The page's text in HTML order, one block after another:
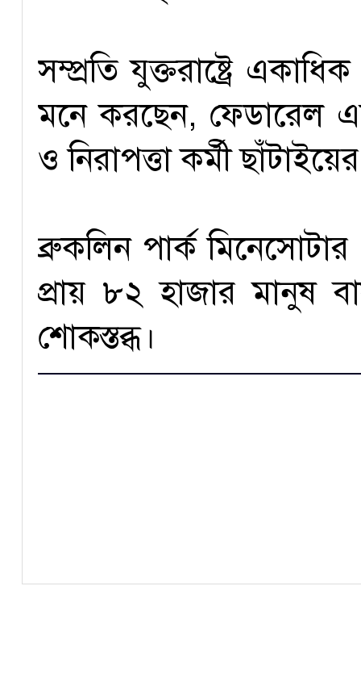
সম্প্রতি যুক্তরাষ্ট্রে
মনে করছেন, ফেডারেল
ও নিরাপত্তা কর্মী
ব্রুকলিন পার্ক
প্রায় ৮২ হাজার মানুষ
শোকস্তব্ধ।